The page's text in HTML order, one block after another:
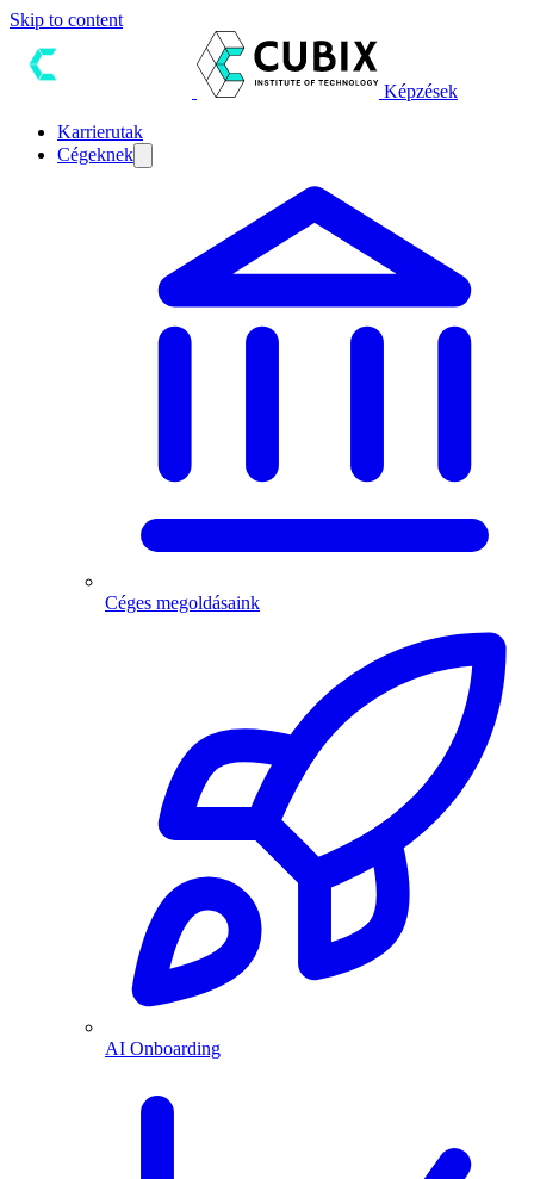
Skip to content
Képzések
Karrierutak
Cégeknek
Céges megoldásaink
AI Onboarding